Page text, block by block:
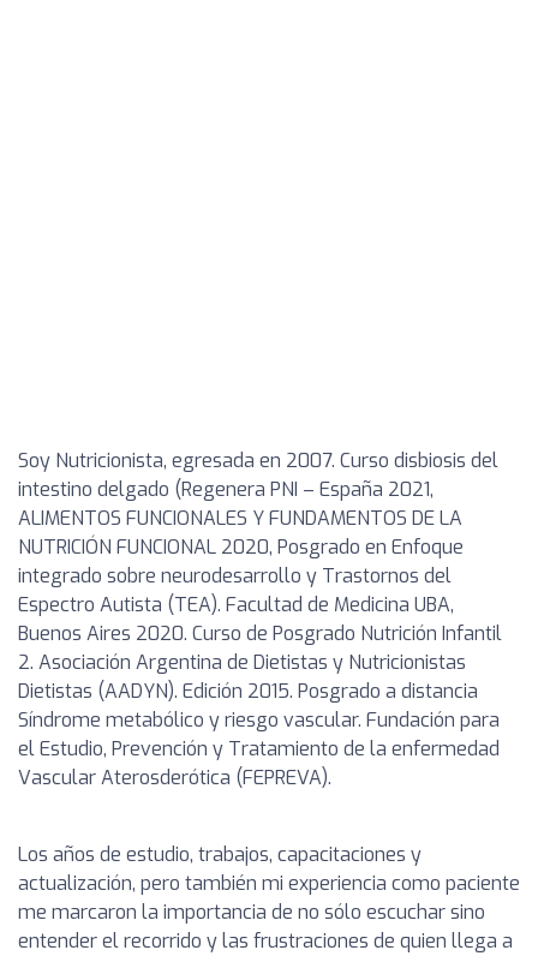
Soy Nutricionista, egresada en 2007. Curso disbiosis del
intestino delgado (Regenera PNI – España 2021,
ALIMENTOS FUNCIONALES Y FUNDAMENTOS DE LA
NUTRICIÓN FUNCIONAL 2020, Posgrado en Enfoque
integrado sobre neurodesarrollo y Trastornos del
Espectro Autista (TEA). Facultad de Medicina UBA,
Buenos Aires 2020. Curso de Posgrado Nutrición Infantil
2. Asociación Argentina de Dietistas y Nutricionistas
Dietistas (AADYN). Edición 2015. Posgrado a distancia
Síndrome metabólico y riesgo vascular. Fundación para
el Estudio, Prevención y Tratamiento de la enfermedad
Vascular Aterosderótica (FEPREVA).
Los años de estudio, trabajos, capacitaciones y
actualización, pero también mi experiencia como paciente
me marcaron la importancia de no sólo escuchar sino
entender el recorrido y las frustraciones de quien llega a